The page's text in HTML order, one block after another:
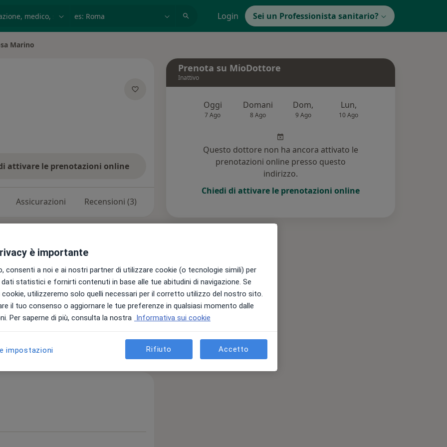
Login Sei un Professionista sanitario?
Marino
attivare le prenotazioni online
Assicurazioni Recensioni (3)
in Medicina e chirurgia
dei Medici Chirurghi di TRAPANI
Endometriosi Sterilità a11y_sr_more_diseases
Prenota su MioDottore
Inattivo
Oggi
7 Ago
Domani
8 Ago
Dom,
9 Ago
Lun,
10 Ago
Questo dottore non ha ancora attivato le
prenotazioni online presso questo
indirizzo.
Chiedi di attivare le prenotazioni online
è importante
consenti a noi e ai nostri partner di utilizzare cookie (o tecnologie simili) per
statistici e fornirti contenuti in base alle tue abitudini di navigazione. Se
utilizzeremo solo quelli necessari per il corretto utilizzo del nostro sito.
il tuo consenso o aggiornare le tue preferenze in qualsiasi momento dalle
Per saperne di più, consulta la nostra Informativa sui cookie
impostazioni Rifiuto Accetto